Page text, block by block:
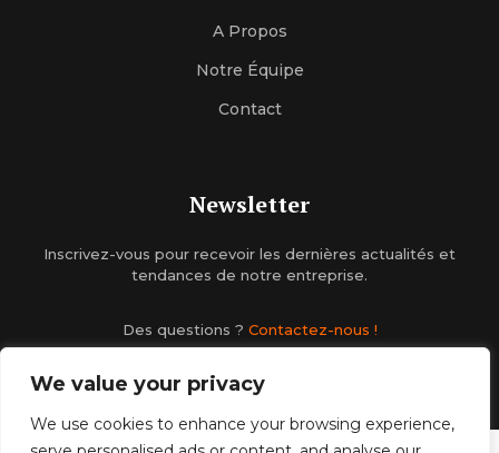
We value your privacy
We use cookies to enhance your browsing experience,
A Propos
Notre Équipe
Contact
Newsletter
Inscrivez-vous pour recevoir les dernières actualités et
tendances de notre entreprise.
Des questions ? Contactez-nous !